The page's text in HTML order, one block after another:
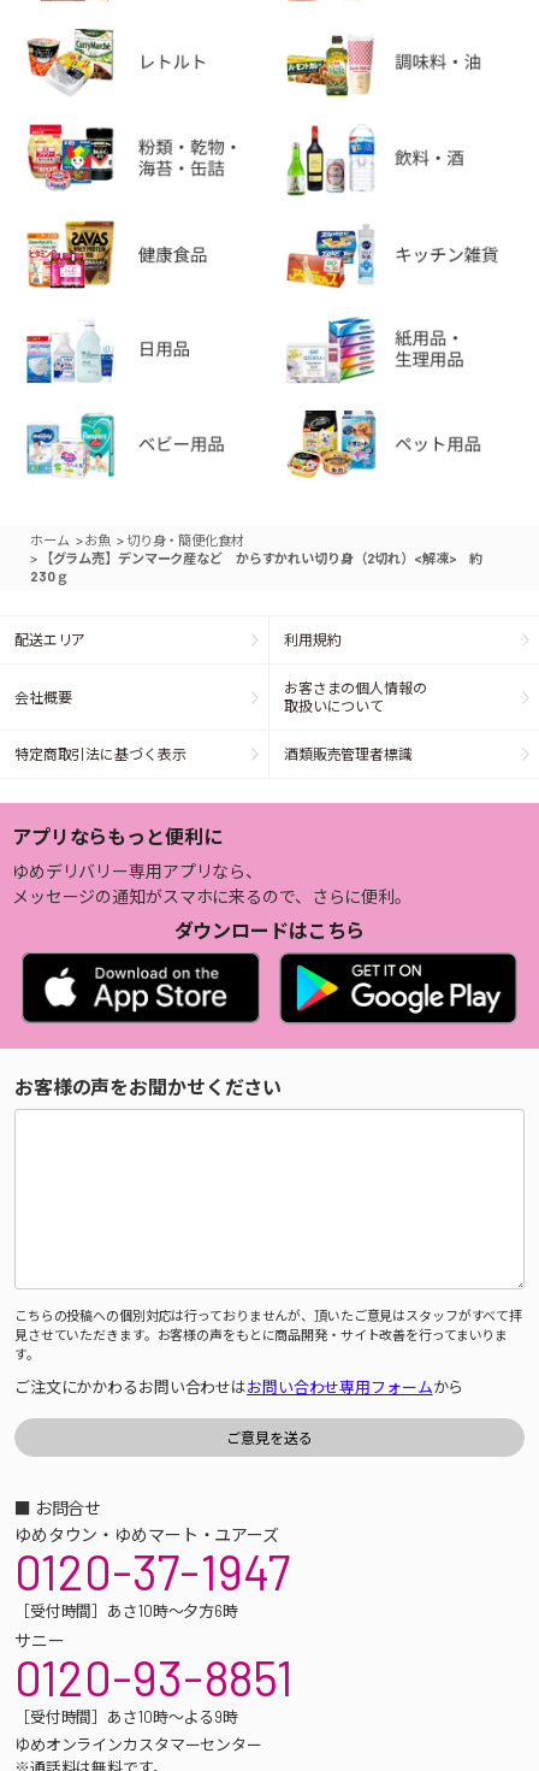
ホーム >お魚 >切り身・簡便化食材
>
【グラム売】デンマーク産など からすかれい切り身（2切れ）<解凍> 約
230ｇ
配送エリア 利用規約
会社概要
お客さまの個人情報の
取扱いについて
特定商取引法に基づく表示 酒類販売管理者標識
アプリならもっと便利に
ゆめデリバリー専用アプリなら、
メッセージの通知がスマホに来るので、さらに便利。
ダウンロードはこちら
お客様の声をお聞かせください
こちらの投稿への個別対応は行っておりませんが、頂いたご意見はスタッフがすべて拝
見させていただきます。お客様の声をもとに商品開発・サイト改善を行ってまいりま
す。
ご注文にかかわるお問い合わせはお問い合わせ専用フォームから
■ お問合せ
ゆめタウン・ゆめマート・ユアーズ
0120-37-1947
［受付時間］あさ10時～夕方6時
サニー
0120-93-8851
［受付時間］あさ10時～よる9時
ゆめオンラインカスタマーセンター
※通話料は無料です。